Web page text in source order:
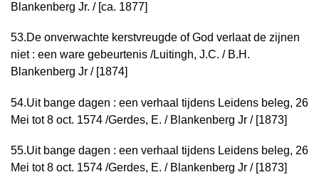
Blankenberg Jr. / [ca. 1877]
53.De onverwachte kerstvreugde of God verlaat de zijnen
niet : een ware gebeurtenis /Luitingh, J.C. / B.H.
Blankenberg Jr / [1874]
54.Uit bange dagen : een verhaal tijdens Leidens beleg, 26
Mei tot 8 oct. 1574 /Gerdes, E. / Blankenberg Jr / [1873]
55.Uit bange dagen : een verhaal tijdens Leidens beleg, 26
Mei tot 8 oct. 1574 /Gerdes, E. / Blankenberg Jr / [1873]